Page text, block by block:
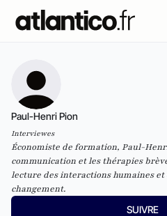
Paul-Henri Pion
Interviewes
Économiste de formation, Paul-
communication et les thérapies
lecture des interactions humaines
changement.
SUIVRE